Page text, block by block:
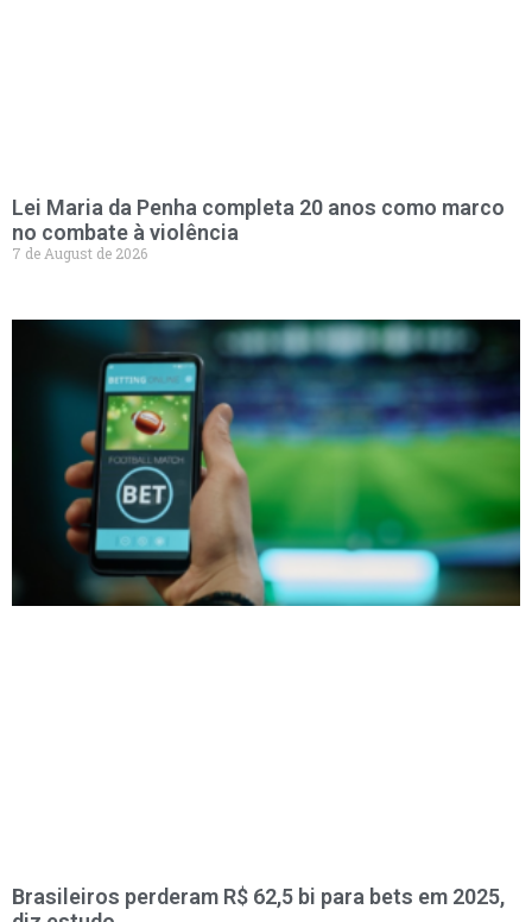
Lei Maria da Penha completa 20 anos como marco
no combate à violência
7 de August de 2026
Brasileiros perderam R$ 62,5 bi para bets em 2025,